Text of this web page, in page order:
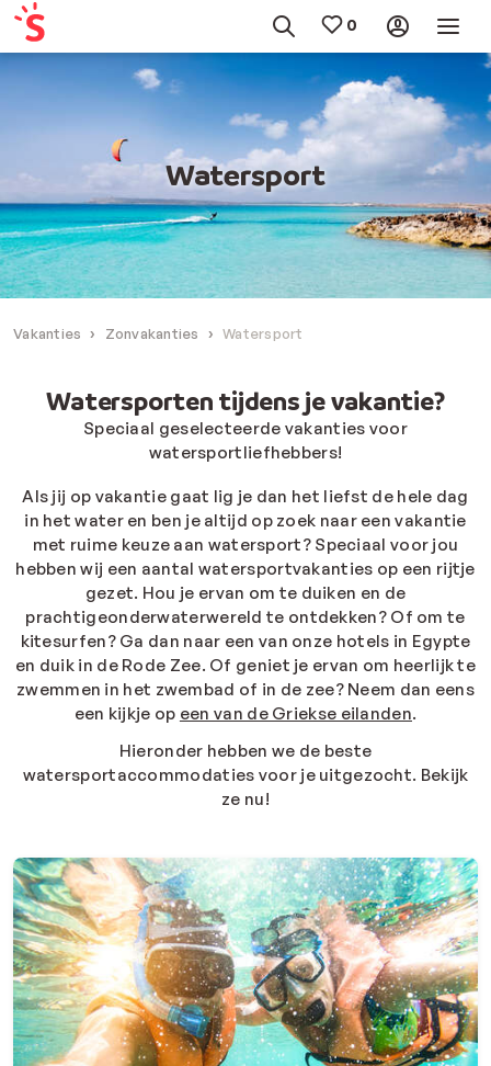
Watersport
Vakanties Zonvakanties Watersport
Watersporten tijdens je vakantie?
Speciaal geselecteerde vakanties voor
watersportliefhebbers!
Als jij op vakantie gaat lig je dan het liefst de hele dag
in het water en ben je altijd op zoek naar een vakantie
met ruime keuze aan watersport? Speciaal voor jou
hebben wij een aantal watersportvakanties op een rijtje
gezet. Hou je ervan om te duiken en de
prachtigeonderwaterwereld te ontdekken? Of om te
kitesurfen? Ga dan naar een van onze hotels in Egypte
en duik in de Rode Zee. Of geniet je ervan om heerlijk te
zwemmen in het zwembad of in de zee? Neem dan eens
een kijkje op een van de Griekse eilanden.
Hieronder hebben we de beste
watersportaccommodaties voor je uitgezocht. Bekijk
ze nu!